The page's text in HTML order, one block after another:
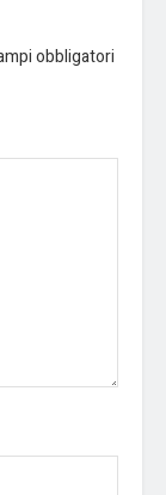
obbligatori